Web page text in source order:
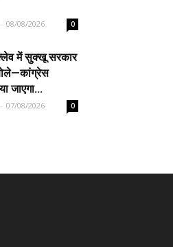
- 08/08/2026 0
में सुक्खू सरकार
जाएगा...
- 07/08/2026 0